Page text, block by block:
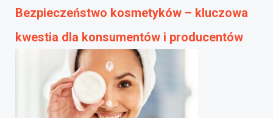
Bezpieczeństwo kosmetyków – kluczowa
kwestia dla konsumentów i producentów